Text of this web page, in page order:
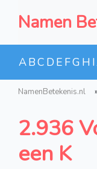
Namen
ABC D E FG H I
NamenBetekenis.nl »
2.936
een K